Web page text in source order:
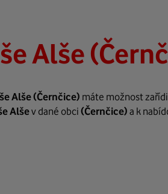
Alše
Alše(Černčice) máte možnost
Alšev dané obci (Černčice) a k